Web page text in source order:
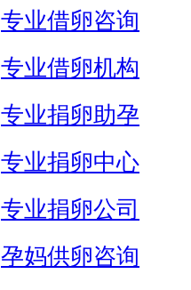
专业借卵咨询
专业借卵机构
专业捐卵助孕
专业捐卵中心
专业捐卵公司
孕妈供卵咨询